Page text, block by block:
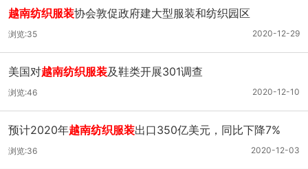
越南纺织服装协会敦促政府建大型服装和纺织园区
2020-12-29
浏览:35
美国对越南纺织服装及鞋类开展301调查
2020-12-10
浏览:46
预计2020年越南纺织服装出口350亿美元，同比下降7%
2020-12-03
浏览:36